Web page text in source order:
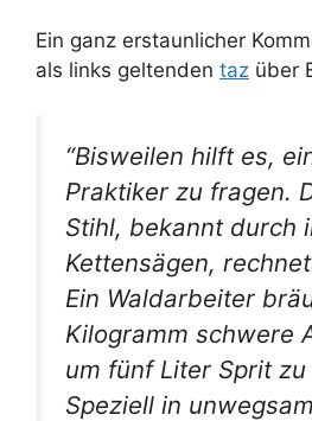
Ein ganz erstaunlicher
als links geltenden taz über
“Bisweilen hilft es,
Praktiker zu fragen.
Stihl, bekannt durch
Kettensägen,
Ein Waldarbeiter
Kilogramm schwere
um fünf Liter Sprit
Speziell in